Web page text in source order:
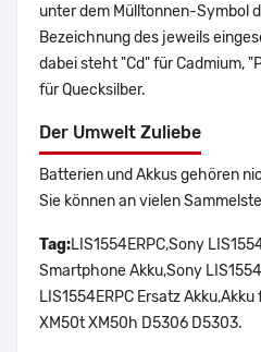
unter dem Mülltonnen-Symbol
Bezeichnung des jeweils
dabei steht "Cd" für Cadmium,
für Quecksilber.
Der Umwelt Zuliebe
Batterien und Akkus gehören
Sie können an vielen
Tag:LIS1554ERPC,Sony
Smartphone Akku,Sony
LIS1554ERPC Ersatz
XM50t XM50h D5306 D5303.